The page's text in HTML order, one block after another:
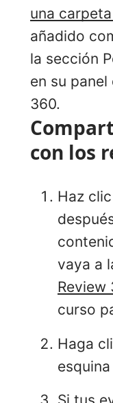
una
añadido
la sección
en su
360.
con los
Haz clic
vaya a
Review
curso
Haga